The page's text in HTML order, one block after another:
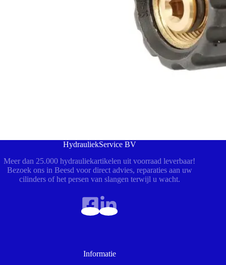
HydrauliekService BV
Meer dan 25.000 hydrauliekartikelen uit voorraad leverbaar!
Bezoek ons in Beesd voor direct advies, reparaties aan uw
cilinders of het persen van slangen terwijl u wacht.
Informatie